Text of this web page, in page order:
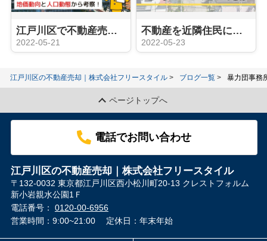
江戸川区で不動産売却のタイミングとは？地価動向と人口動態から考察！
2022-05-21
不動産を近隣住民に気付かれずに売却する方法とは？
2022-05-23
江戸川区の不動産売却｜株式会社フリースタイル ブログ一覧 暴力団事務
ページトップへ
電話でお問い合わせ
江戸川区の不動産売却｜株式会社フリースタイル
〒132-0032 東京都江戸川区西小松川町20-13 クレストフォルム
新小岩親水公園1Ｆ
電話番号： 0120-00-6956
営業時間：9:00~21:00
定休日：年末年始